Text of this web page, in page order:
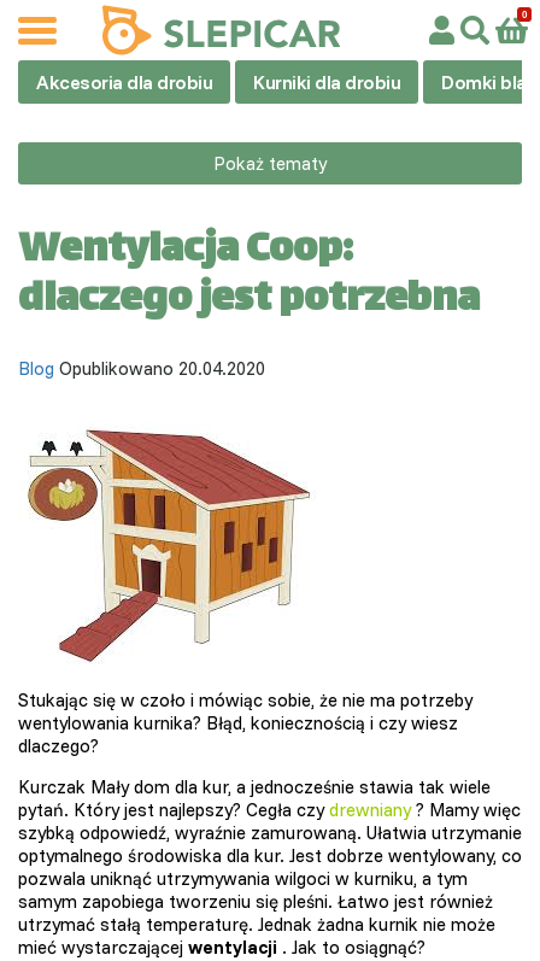
Akcesoria dla drobiu Kurniki dla drobiu Domki
Pokaż tematy
Wentylacja Coop:
dlaczego jest potrzebna
Blog Opublikowano 20.04.2020
Stukając się w czoło i mówiąc sobie, że nie ma potrzeby
wentylowania kurnika? Błąd, koniecznością i czy wiesz
dlaczego?
Kurczak Mały dom dla kur, a jednocześnie stawia tak wiele
pytań. Który jest najlepszy? Cegła czydrewniany? Mamy więc
szybką odpowiedź, wyraźnie zamurowaną. Ułatwia utrzymanie
optymalnego środowiska dla kur. Jest dobrze wentylowany, co
pozwala uniknąć utrzymywania wilgoci w kurniku, a tym
samym zapobiega tworzeniu się pleśni. Łatwo jest również
utrzymać stałą temperaturę. Jednak żadna kurnik nie może
mieć wystarczającej wentylacji . Jak to osiągnąć?